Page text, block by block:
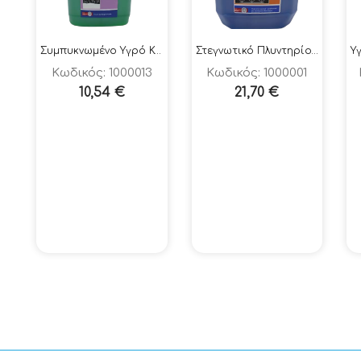
Συμπυκνωμένο Υγρό Καθαριστικό Πιάτων – Τ&Τ Sapona 2 5Lt
Κωδικός: 1000013
10,54 €
Στεγνωτικό Πλυντηρίου Πιάτων – T&T Plate Dry 5Lt
Κωδικός: 1000001
21,70€